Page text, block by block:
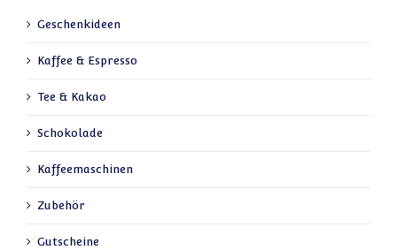
Geschenkideen
Kaffee & Espresso
Tee & Kakao
Schokolade
Kaffeemaschinen
Zubehör
Gutscheine